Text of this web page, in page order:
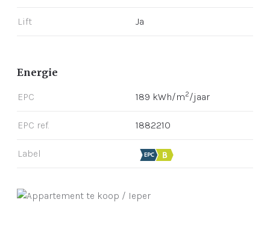
Lift Ja
Energie
EPC 189 kWh/m2/jaar
EPC ref. 1882210
Label